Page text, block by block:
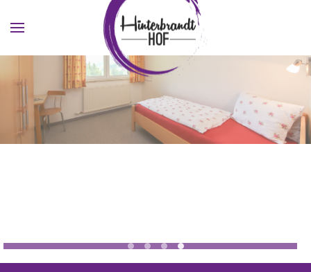
Skip to main content
Jugendhotel Saalbach Zimmer 1
Jugendhotel Saalbach